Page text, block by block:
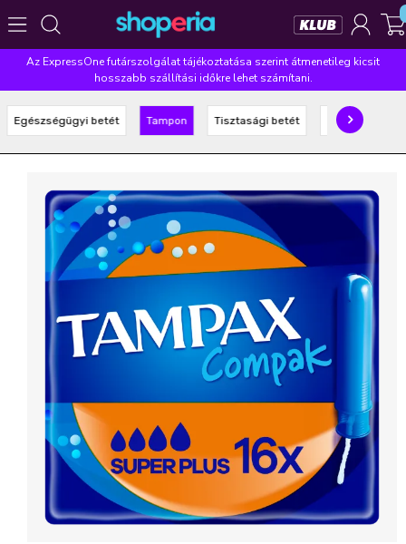
Népszerű kategóriák
Szépségápolás Élelmiszer Mosás Mosogatás
Takarítás Baba-mama Háztartás
Pampers Lenor Finish Violeta Coccolino
Népszerű keresések
leukoplast lenor finish pampers
Az ExpressOne futárszolgálat tájékoztatása szerint átmenetileg kicsit
hosszabb szállítási időkre lehet számítani.
Egészségügyi betét Tampon Tisztasági betét Intim